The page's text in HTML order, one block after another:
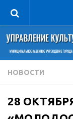
Управление
Руководитель
Сведения об
Книга почета
НОВОСТИ
28